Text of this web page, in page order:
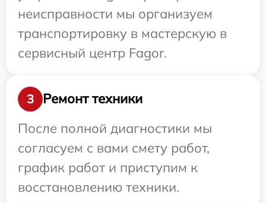
неисправности мы организуем
транспортировку в мастерскую в
сервисный центр Fagor.
3
Ремонт техники
После полной диагностики мы
согласуем с вами смету работ,
график работ и приступим к
восстановлению техники.